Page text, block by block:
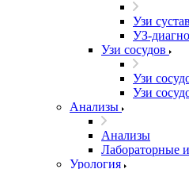
Узи
УЗ-
Узи сосудов
Узи
Узи
Анализы
Анализы
Лабораторные
Урология